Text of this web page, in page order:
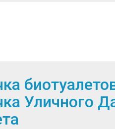
Уличного